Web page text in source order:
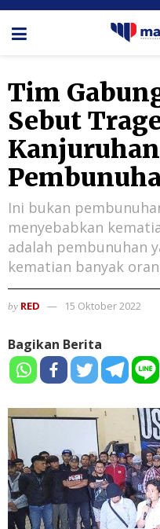
Tim
Sebut
Ini bukan
menyebabkan
adalah pembunuhan
kematian banyak
by RED 15 Oktober 2022
Bagikan Berita